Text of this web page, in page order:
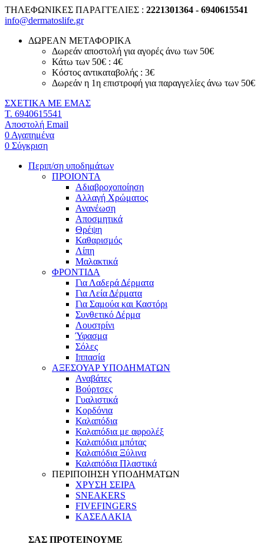
ΤΗΛΕΦΩΝΙΚΕΣ ΠΑΡΑΓΓΕΛΙΕΣ : 2221301364 - 6940615541
info@dermatoslife.gr
ΔΩΡΕΑΝ ΜΕΤΑΦΟΡΙΚΑ
Δωρεάν αποστολή για αγορές άνω των 50€
Κάτω των 50€ : 4€
Κόστος αντικαταβολής : 3€
Δωρεάν η 1η επιστροφή για παραγγελίες άνω των 50€
ΣΧΕΤΙΚΑ ΜΕ ΕΜΑΣ
T. 6940615541
Αποστολή Email
0 Αγαπημένα
0 Σύγκριση
Περιπ/ση υποδημάτων
ΠΡΟΙΟΝΤΑ
Αδιαβροχοποίηση
Αλλαγή Χρώματος
Ανανέωση
Αποσμητικά
Θρέψη
Καθαρισμός
Λίπη
Μαλακτικά
ΦΡΟΝΤΙΔΑ
Για Λαδερά Δέρματα
Για Λεία Δέρματα
Για Σαμούα και Καστόρι
Συνθετικό Δέρμα
Λουστρίνι
Ύφασμα
Σόλες
Ιππασία
ΑΞΕΣΟΥΑΡ ΥΠΟΔΗΜΑΤΩΝ
Αναβάτες
Βούρτσες
Γυαλιστικά
Κορδόνια
Καλαπόδια
Καλαπόδια με αφρολέξ
Καλαπόδια μπότας
Καλαπόδια Ξύλινα
Καλαπόδια Πλαστικά
ΠΕΡΙΠΟΙΗΣΗ ΥΠΟΔΗΜΑΤΩΝ
ΧΡΥΣΗ ΣΕΙΡΑ
SNEAKERS
FIVEFINGERS
ΚΑΣΕΛΑΚΙΑ
ΣΑΣ ΠΡΟΤΕΙΝΟΥΜΕ